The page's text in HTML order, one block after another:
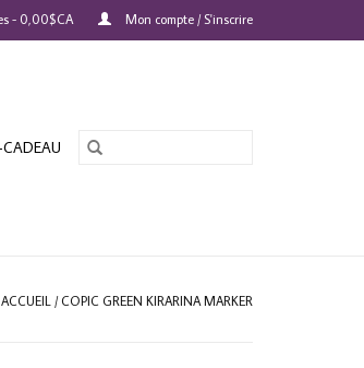
- 0,00$CA Mon compte / S'inscrire
ACCUEIL / COPIC GREEN KIRARINA MARKER